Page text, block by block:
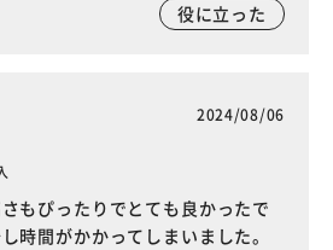
役に立った
2024/08/06
もぴったりでとても良かったで
時間がかかってしまいました。